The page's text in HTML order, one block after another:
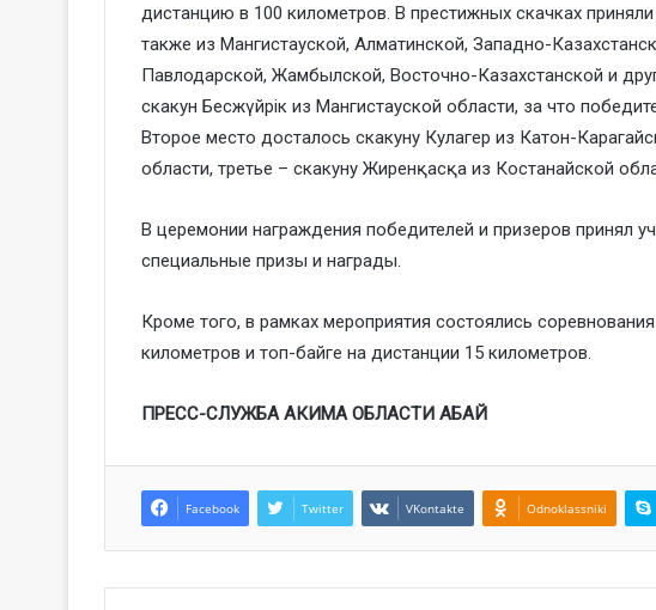
дистанцию в 100 километров. В престижных скачках
также из Мангистауской, Алматинской, Западно-
Павлодарской, Жамбылской, Восточно-Казахстанской и
скакун Бесжүйрік из Мангистауской области, за что
Второе место досталось скакуну Кулагер из Катон-
области, третье – скакуну Жиренқасқа из Костанайской
В церемонии награждения победителей и призеров принял
специальные призы и награды.
Кроме того, в рамках мероприятия состоялись
километров и топ-байге на дистанции 15 километров.
ПРЕСС-СЛУЖБА АКИМА ОБЛАСТИ АБАЙ
Facebook Twitter VKontakte Odnoklassniki